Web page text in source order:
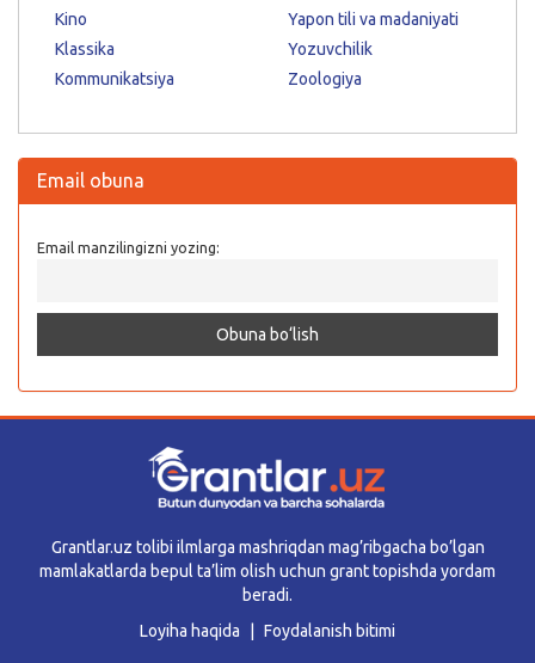
Kino
Klassika
Kommunikatsiya
Yapon tili va madaniyati
Yozuvchilik
Zoologiya
Email obuna
Email manzilingizni yozing:
Grantlar.uz tolibi ilmlarga mashriqdan mag’ribgacha bo’lgan
mamlakatlarda bepul ta’lim olish uchun grant topishda yordam
beradi.
Loyiha haqida
Foydalanish bitimi